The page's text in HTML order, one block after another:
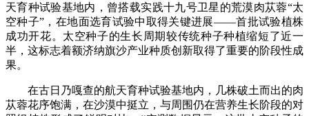
天育种试验基地内，曾搭载实践十九号卫星的荒漠肉苁蓉“太
空种子”，在地面选育试验中取得关键进展——首批试验植株
成功开花。太空种子的生长周期较传统种子种植缩短了近一
半，这标志着额济纳旗沙产业种质创新取得了重要的阶段性成
果。
在古日乃嘎查的航天育种试验基地内，几株破土而出的肉
苁蓉花序饱满，在沙漠中挺立，与周围仍在营养生长阶段的对